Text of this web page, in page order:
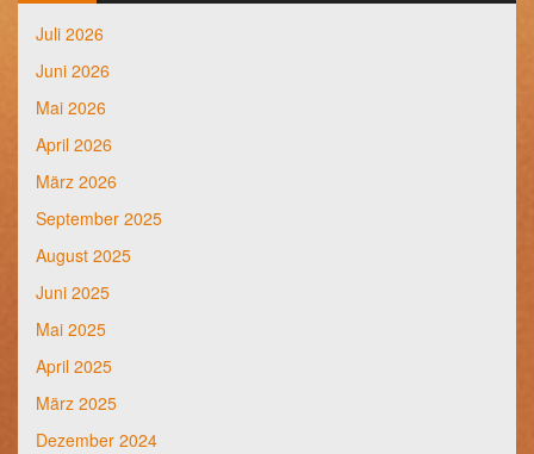
Juli 2026
Juni 2026
Mai 2026
April 2026
März 2026
September 2025
August 2025
Juni 2025
Mai 2025
April 2025
März 2025
Dezember 2024